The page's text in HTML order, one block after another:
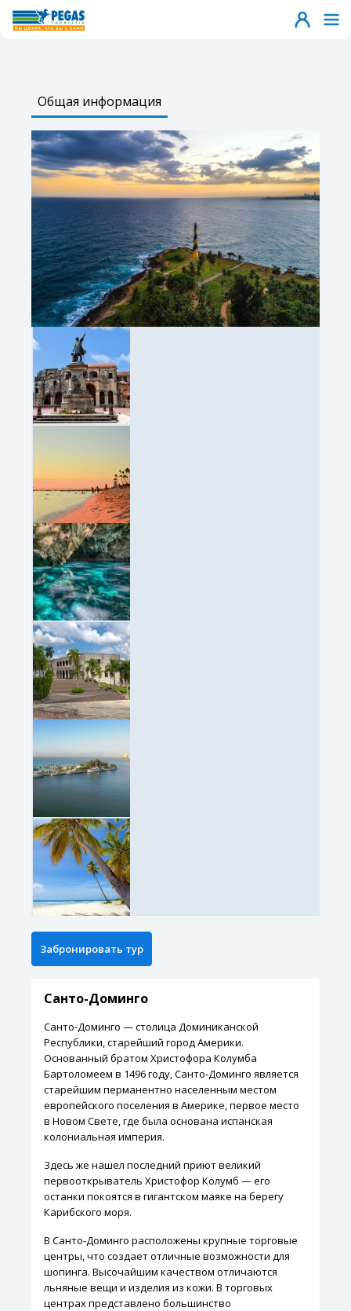
Общая информация
Санто-Доминго
Санто-Доминго — столица Доминиканской
Республики, старейший город Америки.
Основанный братом Христофора Колумба
Бартоломеем в 1496 году, Санто-Доминго является
старейшим перманентно населенным местом
европейского поселения в Америке, первое место
в Новом Свете, где была основана испанская
колониальная империя.
Здесь же нашел последний приют великий
первооткрыватель Христофор Колумб — его
останки покоятся в гигантском маяке на берегу
Карибского моря.
В Санто-Доминго расположены крупные торговые
центры, что создает отличные возможности для
шопинга. Высочайшим качеством отличаются
льняные вещи и изделия из кожи. В торговых
центрах представлено большинство